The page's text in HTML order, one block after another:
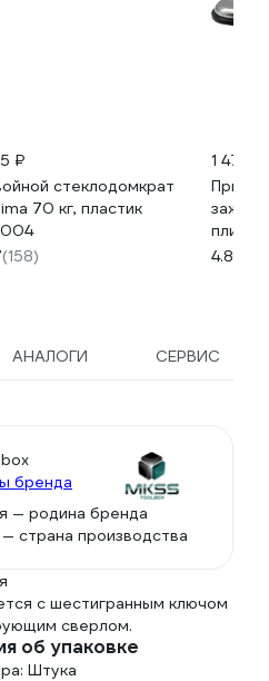
₽
стеклодомкрат
70 кг, пластик
(158)
1 475 ₽
4.8
АНАЛОГИ СЕРВИС
бренда
— родина бренда
страна производства
с шестигранным ключом
сверлом.
об упаковке
Штука